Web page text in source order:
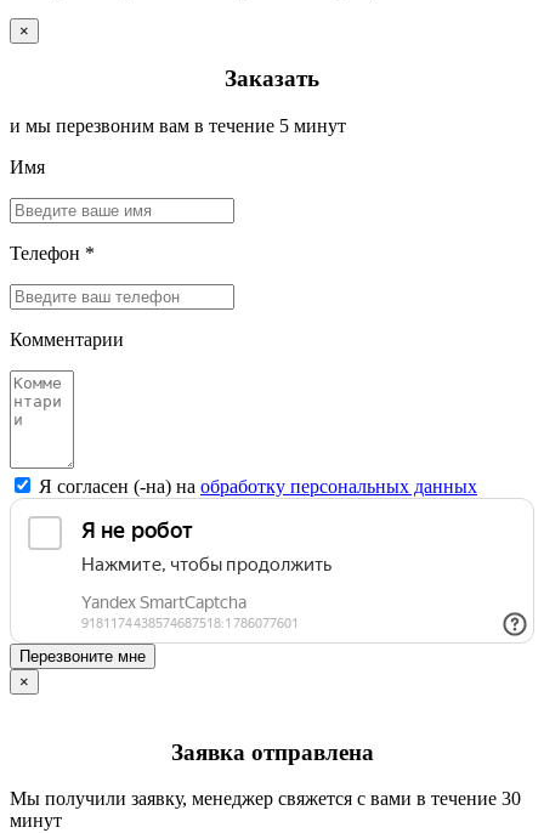
×
Заказать
и мы перезвоним вам в течение 5 минут
Имя
Телефон *
Комментарии
Я согласен (-на) на обработку персональных данных
Перезвоните мне
×
Заявка отправлена
Мы получили заявку, менеджер свяжется с вами в течение 30
минут